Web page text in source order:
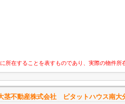
在することを表すものであり、実際の物件所
茎不動産株式会社 ピタットハウス南大